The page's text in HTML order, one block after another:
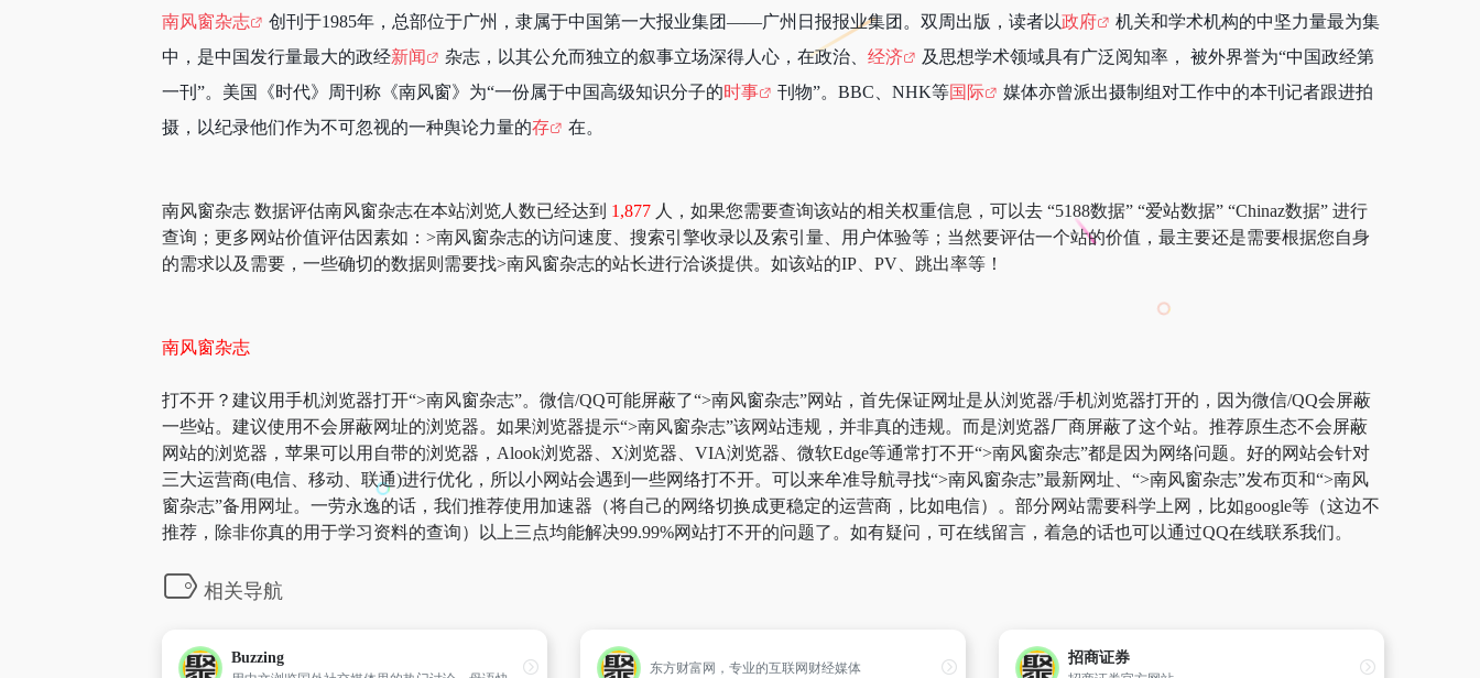
南风窗杂志 创刊于1985年，总部位于广州，隶属于中国第一大报业集团——广州日报报业集团。双周出版，读者以政府
机关和学术机构的中坚力量最为集
中，是中国发行量最大的政经新闻 杂志，以其公允而独立的叙事立场深得人心，在政治、 经济
及思想学术领域具有广泛阅知率， 被外界誉为“中国政经第
一刊”。美国《时代》周刊称《南风窗》为“一份属于中国高级知识分子的时事 刊物”。BBC、NHK等国际
媒体亦曾派出摄制组对工作中的本刊记者跟进拍
摄，以纪录他们作为不可忽视的一种舆论力量的存 在。
南风窗杂志 数据评估南风窗杂志在本站浏览人数已经达到 1,877 人，如果您需要查询该站的相关权重信息，可以去 “5188数据” “爱站数据” “Chinaz数据” 进行
查询；更多网站价值评估因素如：>南风窗杂志的访问速度、搜索引擎收录以及索引量、用户体验等；当然要评估一个站的价值，最主要还是需要根据您自身
的需求以及需要，一些确切的数据则需要找>南风窗杂志的站长进行洽谈提供。如该站的IP、PV、跳出率等！
南风窗杂志
打不开？建议用手机浏览器打开“>南风窗杂志”。微信/QQ可能屏蔽了“>南风窗杂志”网站，首先保证网址是从浏览器/手机浏览器打开的，因为微信/QQ会屏蔽
一些站。建议使用不会屏蔽网址的浏览器。如果浏览器提示“>南风窗杂志”该网站违规，并非真的违规。而是浏览器厂商屏蔽了这个站。推荐原生态不会屏蔽
网站的浏览器，苹果可以用自带的浏览器，Alook浏览器、X浏览器、VIA浏览器、微软Edge等通常打不开“>南风窗杂志”都是因为网络问题。好的网站会针对
三大运营商(电信、移动、联通)进行优化，所以小网站会遇到一些网络打不开。可以来牟准导航寻找“>南风窗杂志”最新网址、“>南风窗杂志”发布页和“>南风
窗杂志”备用网址。一劳永逸的话，我们推荐使用加速器（将自己的网络切换成更稳定的运营商，比如电信）。部分网站需要科学上网，比如google等（这边不
推荐，除非你真的用于学习资料的查询）以上三点均能解决99.99%网站打不开的问题了。如有疑问，可在线留言，着急的话也可以通过QQ在线联系我们。
相关导航
Buzzing
东方财富网，专业的互联网财经媒体
招商证券